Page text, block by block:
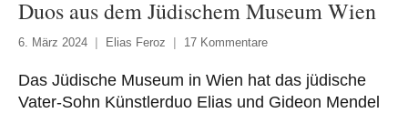
Duos aus dem Jüdischem Museum Wien
6. März 2024 Elias Feroz 17 Kommentare
Das Jüdische Museum in Wien hat das jüdische
Vater-Sohn Künstlerduo Elias und Gideon Mendel